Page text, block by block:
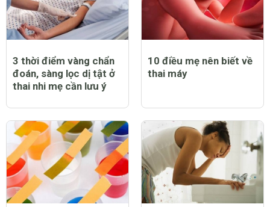
3 thời điểm vàng chẩn
đoán, sàng lọc dị tật ở
thai nhi mẹ cần lưu ý
10 điều mẹ nên biết về
thai máy